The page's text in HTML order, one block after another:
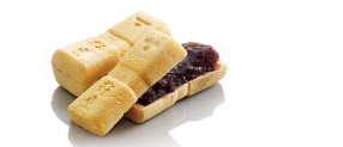
季節のブッセ
果樹園だより
和菓子
最上小石
当サイトについて
特定商取引法に基づく表記